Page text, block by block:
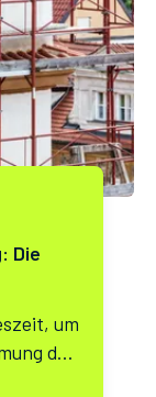
Die
um
der